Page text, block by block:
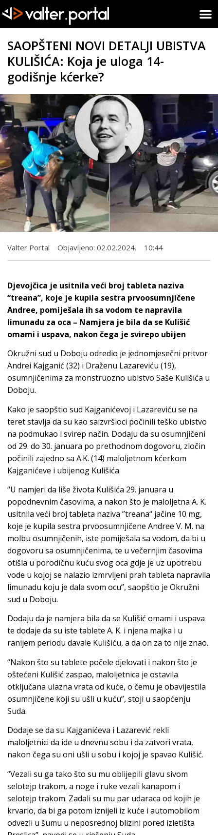
SAOPŠTENI NOVI DETALJI UBISTVA
KULIŠIĆA: Koja je uloga 14-
godišnje kćerke?
Valter Portal Objavljeno: 02.02.2024. 10:44
Djevojčica je usitnila veći broj tableta naziva
“treana”, koje je kupila sestra prvoosumnjičene
Andree, pomiješala ih sa vodom te napravila
limunadu za oca – Namjera je bila da se Kulišić
omami i uspava, nakon čega je svirepo ubijen
Okružni sud u Doboju odredio je jednomjesečni pritvor
Andrei Kajganić (32) i Draženu Lazareviću (19),
osumnjičenima za monstruozno ubistvo Saše Kulišića u
Doboju.
Kako je saopštio sud Kajganićevoj i Lazareviću se na
teret stavlja da su kao saizvršioci počinili teško ubistvo
na podmukao i svirep način. Dodaju da su osumnjičeni
od 29. do 30. januara po prethodnom dogovoru, zločin
počinili zajedno sa A.K. (14) maloljetnom kćerkom
Kajganićeve i ubijenog Kulišića.
“U namjeri da liše života Kulišića 29. januara u
popodnevnim časovima, a nakon što je maloljetna A. K.
usitnila veći broj tableta naziva ”treana“ jačine 10 mg,
koje je kupila sestra prvoosumnjičene Andree V. M. na
molbu osumnjičenih, iste pomiješala sa vodom, da bi u
dogovoru sa osumnjičenima, te u večernjim časovima
otišla u porodičnu kuću svog oca gdje je uz upotrebu
vode u kojoj se nalazio izmrvljeni prah tableta napravila
limunadu koju je dala svom ocu”, saopštio je Okružni
sud u Doboju.
Dodaju da je namjera bila da se Kulišić omami i uspava
te dodaje da su iste tablete A. K. i njena majka i u
ranijem periodu davale Kulišiću, a da on za to nije znao.
“Nakon što su tablete počele djelovati i nakon što je
oštećeni Kulišić zaspao, maloljetnica je ostavila
otključana ulazna vrata od kuće, o čemu je obavijestila
osumnjičene koji su ušli u kuću”, stoji u saopćenju
Suda.
Dodaje se da su Kajganićeva i Lazarević rekli
maloljetnici da ide u dnevnu sobu i da zatvori vrata,
nakon čega su oni ušli u sobu i kojoj je spavao Kulišić.
“Vezali su ga tako što su mu oblijepili glavu sivom
selotejp trakom, a noge i ruke vezali kanapom i
selotejp trakom. Zadali su mu par udaraca od kojih je
krvario, da bi ga potom iznijeli iz kuće i automobilom
odvezli u šumu u neposrednoj blizini pored izletišta